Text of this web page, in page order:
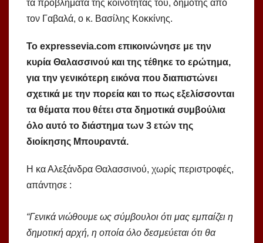
τα προβλήματα της κοινότητάς του, δημότης από
τον Γαβαλά, ο κ. Βασίλης Κοκκίνης.
Το expressevia.com επικοινώνησε με την
κυρία Θαλασσινού και της τέθηκε το ερώτημα,
για την γενικότερη εικόνα που διαπιστώνει
σχετικά με την πορεία και το πως εξελίσσονται
τα θέματα που θέτει στα δημοτικά συμβούλια
όλο αυτό το διάστημα των 3 ετών της
διοίκησης Μπουραντά.
Η κα Αλεξάνδρα Θαλασσινού, χωρίς περιστροφές,
απάντησε :
“Γενικά νιώθουμε ως σύμβουλοι ότι μας εμπαίζει η
δημοτική αρχή, η οποία όλο δεσμεύεται ότι θα